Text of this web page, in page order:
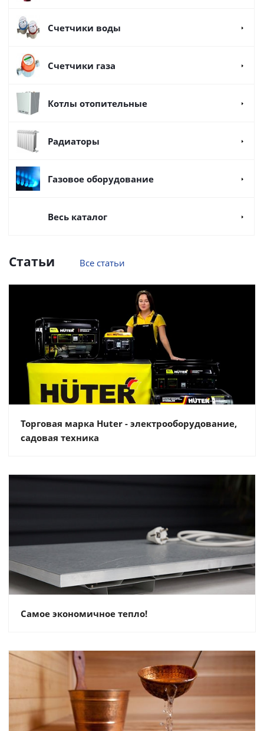
Счетчики воды
Счетчики газа
Котлы отопительные
Радиаторы
Газовое оборудование
Весь каталог
Статьи Все статьи
Торговая марка Huter - электрооборудование,
садовая техника
Самое экономичное тепло!